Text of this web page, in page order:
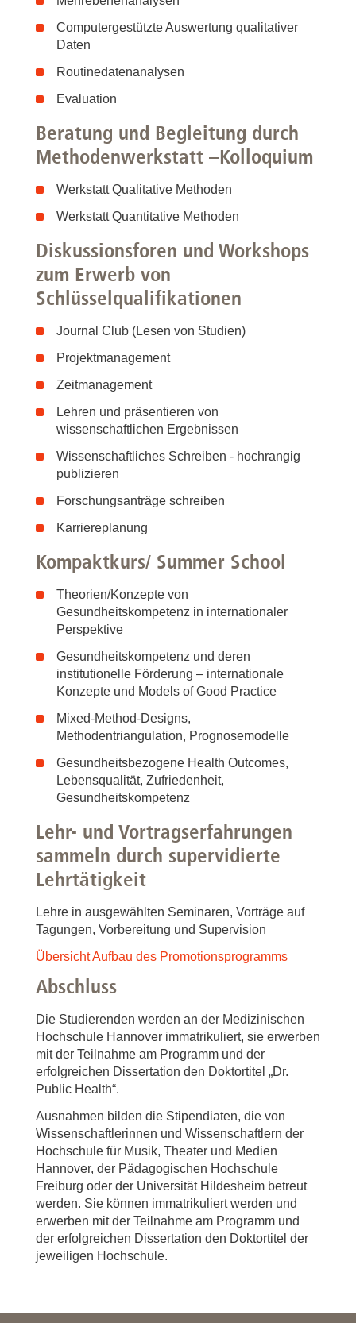
Computergestützte Auswertung qualitativer
Daten
Routinedatenanalysen
Evaluation
Beratung und Begleitung durch
Methodenwerkstatt –Kolloquium
Werkstatt Qualitative Methoden
Werkstatt Quantitative Methoden
Diskussionsforen und Workshops
zum Erwerb von
Schlüsselqualifikationen
Journal Club (Lesen von Studien)
Projektmanagement
Zeitmanagement
Lehren und präsentieren von
wissenschaftlichen Ergebnissen
Wissenschaftliches Schreiben - hochrangig
publizieren
Forschungsanträge schreiben
Karriereplanung
Kompaktkurs/ Summer School
Theorien/Konzepte von
Gesundheitskompetenz in internationaler
Perspektive
Gesundheitskompetenz und deren
institutionelle Förderung – internationale
Konzepte und Models of Good Practice
Mixed-Method-Designs,
Methodentriangulation, Prognosemodelle
Gesundheitsbezogene Health Outcomes,
Lebensqualität, Zufriedenheit,
Gesundheitskompetenz
Lehr- und Vortragserfahrungen
sammeln durch supervidierte
Lehrtätigkeit
Lehre in ausgewählten Seminaren, Vorträge auf
Tagungen, Vorbereitung und Supervision
Übersicht Aufbau des Promotionsprogramms
Abschluss
Die Studierenden werden an der Medizinischen
Hochschule Hannover immatrikuliert, sie erwerben
mit der Teilnahme am Programm und der
erfolgreichen Dissertation den Doktortitel „Dr.
Public Health“.
Ausnahmen bilden die Stipendiaten, die von
Wissenschaftlerinnen und Wissenschaftlern der
Hochschule für Musik, Theater und Medien
Hannover, der Pädagogischen Hochschule
Freiburg oder der Universität Hildesheim betreut
werden. Sie können immatrikuliert werden und
erwerben mit der Teilnahme am Programm und
der erfolgreichen Dissertation den Doktortitel der
jeweiligen Hochschule.